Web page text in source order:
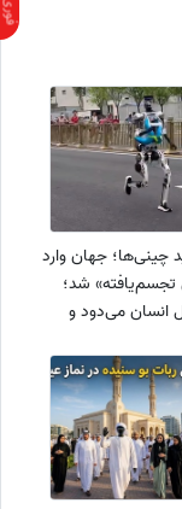
چینی‌ها؛ جهان وارد
شد؛
انسان می‌دود و